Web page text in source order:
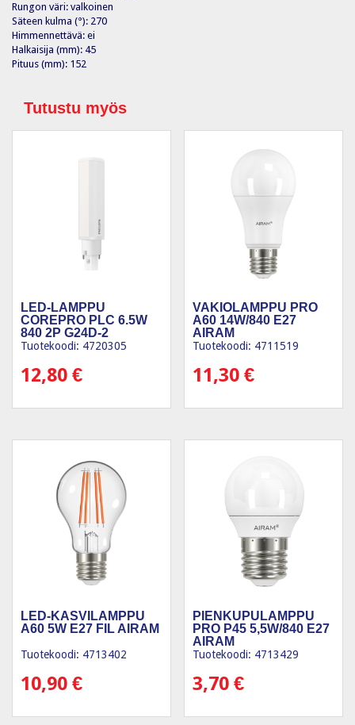
Rungon väri: valkoinen
Säteen kulma (°): 270
Himmennettävä: ei
Halkaisija (mm): 45
Pituus (mm): 152
Tutustu myös
LED-LAMPPU
COREPRO PLC 6.5W
840 2P G24D-2
Tuotekoodi: 4720305
12,80 €
VAKIOLAMPPU PRO
A60 14W/840 E27
AIRAM
Tuotekoodi: 4711519
11,30€
LED-KASVILAMPPU
A60 5W E27 FIL AIRAM
Tuotekoodi: 4713402
10,90 €
PIENKUPULAMPPU
PRO P45 5,5W/840 E27
AIRAM
Tuotekoodi: 4713429
3,70€